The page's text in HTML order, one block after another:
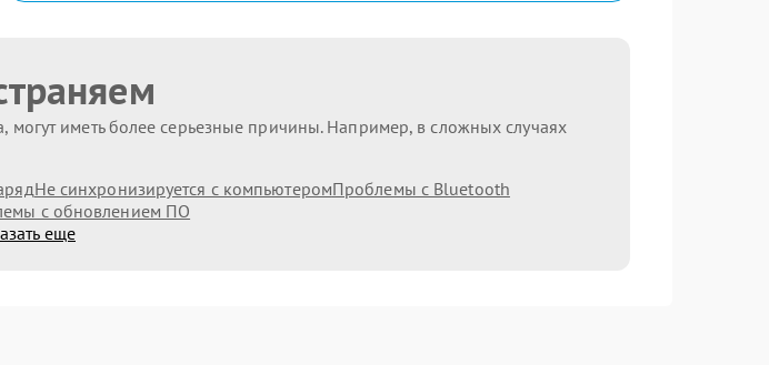
иметь более серьезные причины. Например, в сложных случаях
Не синхронизируется с компьютеромПроблемы с Bluetooth
с обновлением ПО
еще